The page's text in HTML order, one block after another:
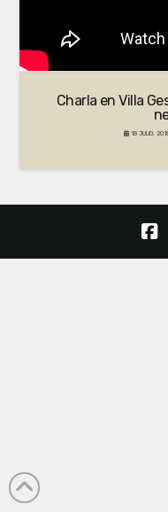
Charla en Villa
18 JULIO,